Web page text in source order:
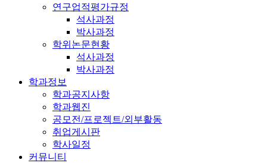
연구업적평가규정
석사과정
박사과정
학위논문현황
석사과정
박사과정
학과정보
학과공지사항
학과웹진
공모전/프로젝트/외부활동
취업게시판
학사일정
커뮤니티